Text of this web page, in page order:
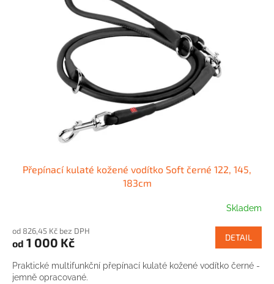
Přepínací kulaté kožené vodítko Soft černé 122, 145,
183cm
Skladem
od 826,45 Kč bez DPH
od 1 000 Kč DETAIL
Praktické multifunkční přepínací kulaté kožené vodítko černé -
jemně opracované.